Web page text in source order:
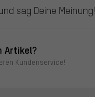
sag Deine Meinung!
Artikel?
Kundenservice!